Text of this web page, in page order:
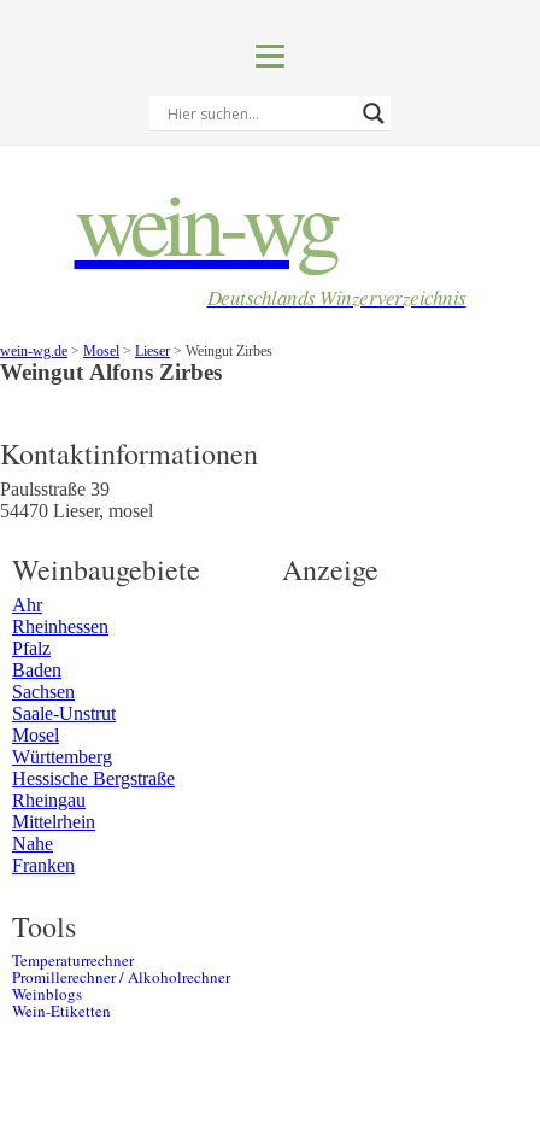
wein-wg
Deutschlands Winzerverzeichnis
wein-wg.de > Mosel > Lieser > Weingut Zirbes
Weingut Alfons Zirbes
Kontaktinformationen
Paulsstraße 39
54470 Lieser, mosel
Weinbaugebiete
Ahr
Rheinhessen
Pfalz
Baden
Sachsen
Saale-Unstrut
Mosel
Württemberg
Hessische Bergstraße
Rheingau
Mittelrhein
Nahe
Franken
Tools
Temperaturrechner
Promillerechner / Alkoholrechner
Weinblogs
Wein-Etiketten
Anzeige